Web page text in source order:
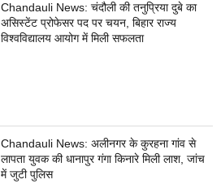
Chandauli News: चंदौली की तनुप्रिया दुबे का
असिस्टेंट प्रोफेसर पद पर चयन, बिहार राज्य
विश्वविद्यालय आयोग में मिली सफलता
Chandauli News: अलीनगर के कुरहना गांव से
लापता युवक की धानापुर गंगा किनारे मिली लाश, जांच
में जुटी पुलिस